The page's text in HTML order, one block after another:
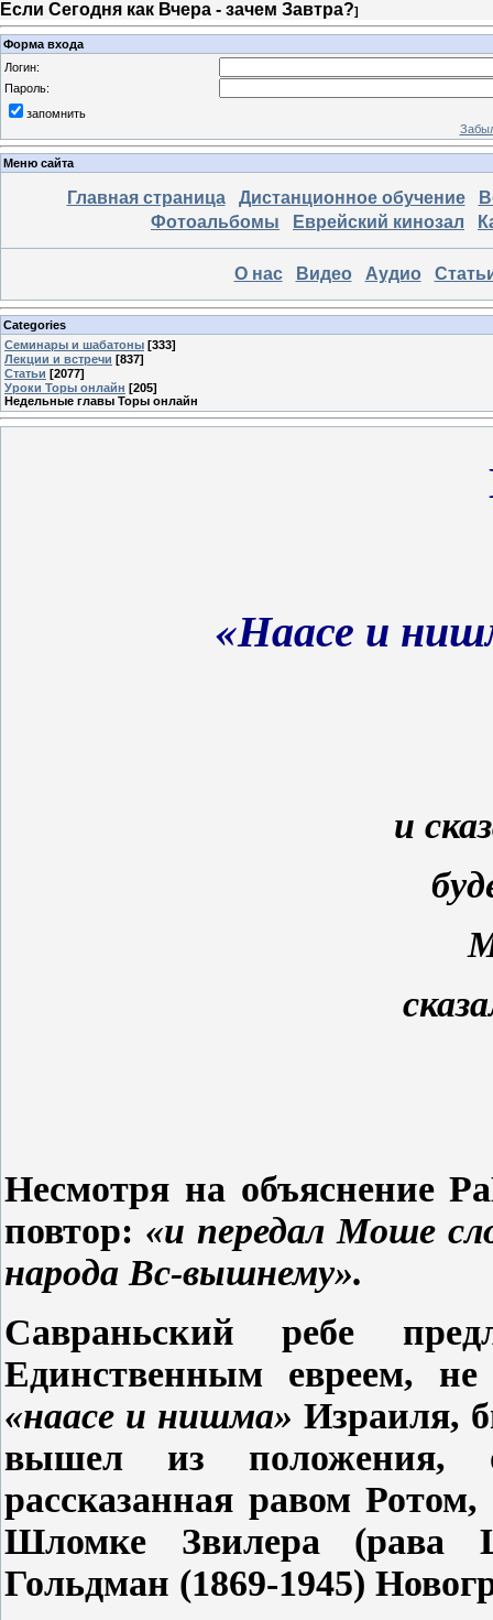
Если Сегодня как Вчера - зачем Завтра?]
Форма входа
Логин:
Пароль:
запомнить
Меню сайта
Главная страница Дистанционное обучение
Фотоальбомы
Еврейский кинозал
О нас Видео Аудио
Categories
Семинары и шабатоны [333]
Лекции и встречи [837]
Статьи [2077]
Уроки Торы онлайн [205]
Недельные главы Торы онлайн
«Наасе и
и
Несмотря на объяснение
повтор: «и передал Моше
народа Вс-вышнему».
Савраньский ребе
Единственным евреем,
«наасе и нишма» Израиля,
вышел из положения,
рассказанная равом
Шломке Звилера
Гольдман (1869-1945)